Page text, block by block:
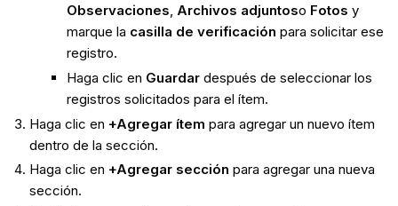
Observaciones, Archivos adjuntoso Fotos y
marque la casilla de verificación para solicitar ese
registro.
Haga clic en Guardar después de seleccionar los
registros solicitados para el ítem.
Haga clic en +Agregar ítem para agregar un nuevo ítem
dentro de la sección.
Haga clic en +Agregar sección para agregar una nueva
sección.